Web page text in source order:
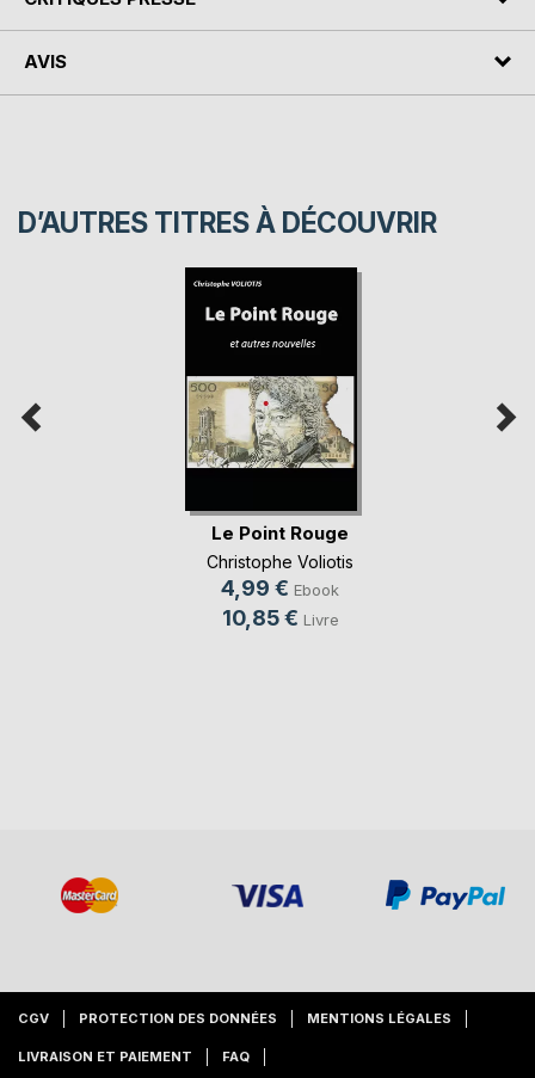
AVIS
D’AUTRES TITRES À DÉCOUVRIR
Le Point Rouge
Christophe Voliotis
4,99 € Ebook
10,85 € Livre
CGV PROTECTION DES DONNÉES MENTIONS LÉGALES
LIVRAISON ET PAIEMENT FAQ